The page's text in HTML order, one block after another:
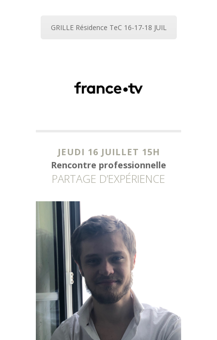
GRILLE Résidence TeC 16-17-18 JUIL
JEUDI 16 JUILLET 15H
Rencontre professionnelle
PARTAGE D’EXPÉRIENCE